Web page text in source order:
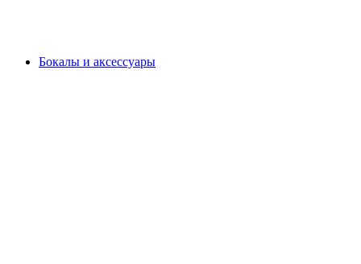
Бокалы и аксессуары